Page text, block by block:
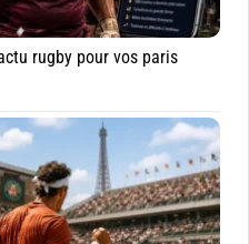
rugby pour vos paris